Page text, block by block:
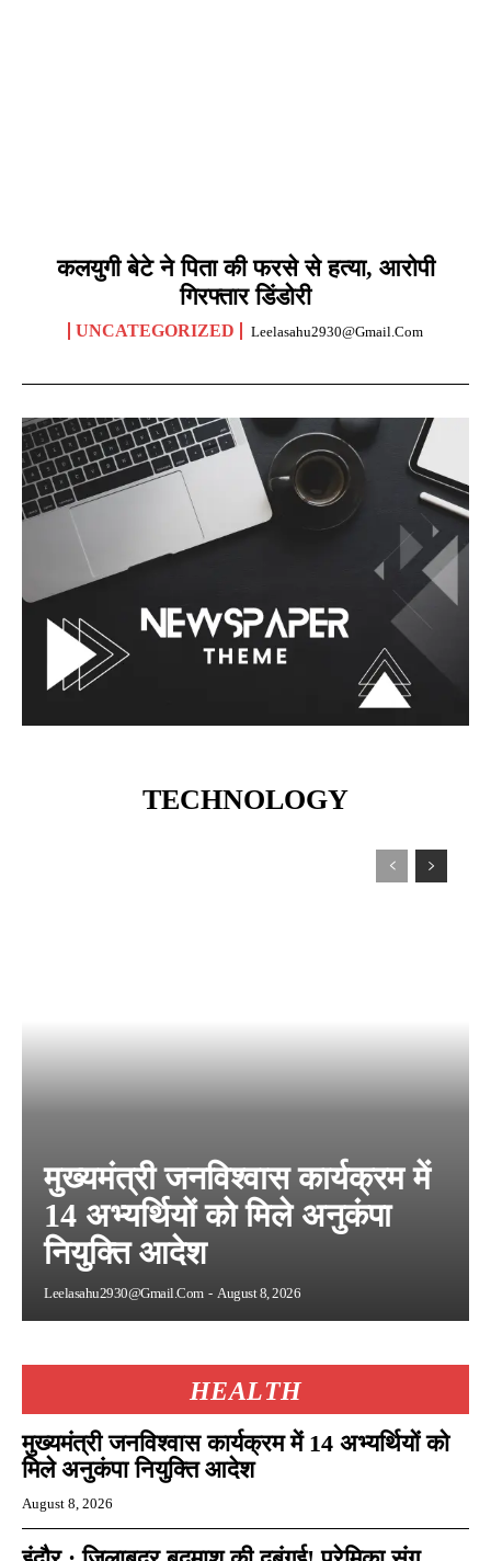
कलयुगी बेटे ने पिता की फरसे से हत्या, आरोपी
गिरफ्तार डिंडोरी
UNCATEGORIZED Leelasahu2930@gmail.com
TECHNOLOGY
मुख्यमंत्री जनविश्वास कार्यक्रम में
14 अभ्यर्थियों को मिले अनुकंपा
नियुक्ति आदेश
Leelasahu2930@gmail.com - August 8, 2026
HEALTH
मुख्यमंत्री जनविश्वास कार्यक्रम में 14 अभ्यर्थियों को
मिले अनुकंपा नियुक्ति आदेश
August 8, 2026